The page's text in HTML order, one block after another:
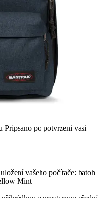
Pripsano po potvrzeni vasi
vašeho počítače: batoh
Mint